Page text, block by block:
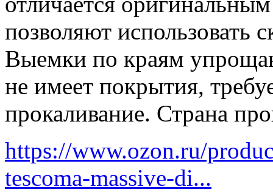
позволяют использовать
Выемки по краям
не имеет покрытия,
прокаливание. Страна
https://www.ozon.ru/
tescoma-massive-di...